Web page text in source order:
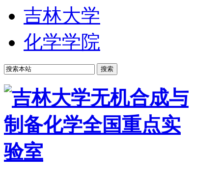
吉林大学
化学学院